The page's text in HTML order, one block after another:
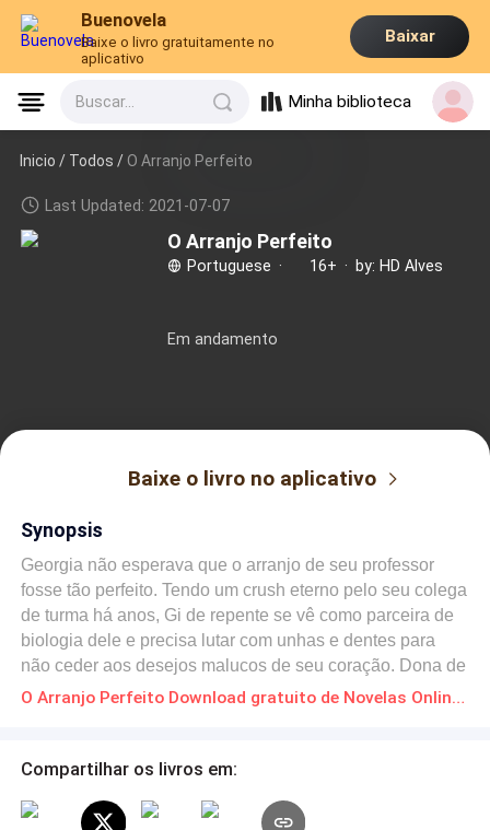
Buenovela
Baixe o livro gratuitamente no
aplicativo
Baixar
Buscar... Minha biblioteca
Inicio / Todos / O Arranjo Perfeito
Last Updated: 2021-07-07
O Arranjo Perfeito
Portuguese · 16+ · by: HD Alves
Em andamento
Baixe o livro no aplicativo
Synopsis
Georgia não esperava que o arranjo de seu professor
fosse tão perfeito. Tendo um crush eterno pelo seu colega
de turma há anos, Gi de repente se vê como parceira de
biologia dele e precisa lutar com unhas e dentes para
não ceder aos desejos malucos de seu coração. Dona de
um diário onde escreve todos os mais profundos
namorada. É proibido. Ou não? Ed não estava preparado
sua namorada conseguia. Mas entre a responsabilidade
O Arranjo Perfeito Download gratuito de Novelas Online em PDF
Compartilhar os livros em: